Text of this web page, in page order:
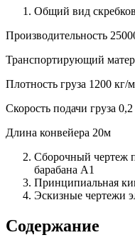
Общий вид
Производительность
Транспортирующий
Плотность груза 1200 кг/м
Скорость подачи груза
Длина конвейера 20м
Сборочный чертеж
барабана А1
Принципиальная
Эскизные чертежи
Содержание